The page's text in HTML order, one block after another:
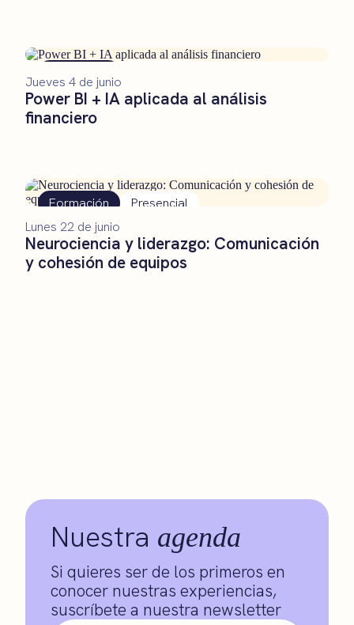
Power BI + IA aplicada al análisis
financiero
Jueves 4 de junio
Formación Presencial
Neurociencia y liderazgo: Comunicación
y cohesión de equipos
Lunes 22 de junio
Nuestra agenda
Si quieres ser de los primeros en
conocer nuestras experiencias,
suscríbete a nuestra newsletter